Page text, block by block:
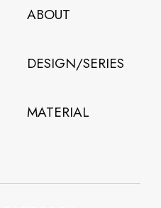
ABOUT
DESIGN/SERIES
MATERIAL